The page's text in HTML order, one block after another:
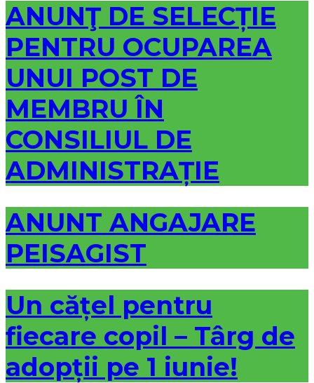
ANUNŢ DE SELECȚIE
PENTRU OCUPAREA
UNUI POST DE
MEMBRU ÎN
CONSILIUL DE
ADMINISTRAȚIE
ANUNT ANGAJARE
PEISAGIST
Un cățel pentru
fiecare copil – Târg de
adopții pe 1 iunie!